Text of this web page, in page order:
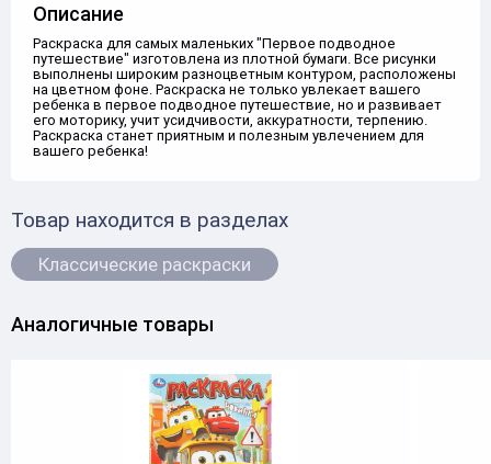
Описание
Раскраска для самых маленьких "Первое подводное
путешествие" изготовлена из плотной бумаги. Все рисунки
выполнены широким разноцветным контуром, расположены
на цветном фоне. Раскраска не только увлекает вашего
ребенка в первое подводное путешествие, но и развивает
его моторику, учит усидчивости, аккуратности, терпению.
Раскраска станет приятным и полезным увлечением для
вашего ребенка!
Товар находится в разделах
Классические раскраски
Аналогичные товары